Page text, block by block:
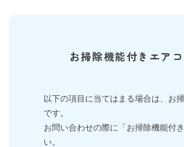
お掃除機能付きエア
以下の項目に当てはまる場合は、お
です。
お問い合わせの際に「お掃除機能付
い。